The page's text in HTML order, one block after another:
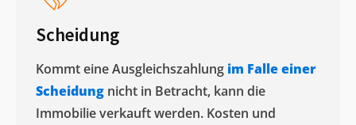
Scheidung
Kommt eine Ausgleichszahlung im Falle einer
Scheidung nicht in Betracht, kann die
Immobilie verkauft werden. Kosten und